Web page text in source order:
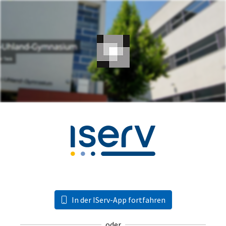
In der IServ-App fortfahren